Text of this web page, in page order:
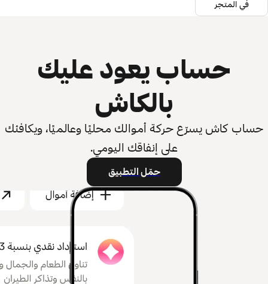
في المتجر
حساب يعود عليك
بالكاش
حساب كاش يسرّع حركة أموالك محليًا وعالميًا، ويكافئك
على إنفاقك اليومي.
حمّل التطبيق